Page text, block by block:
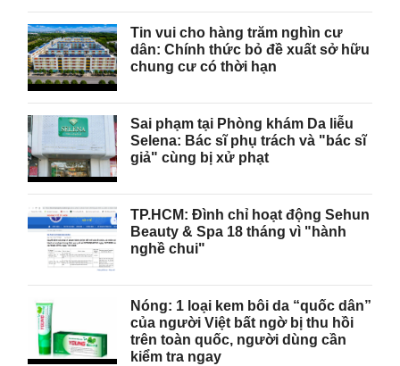
Tin vui cho hàng trăm nghìn cư
dân: Chính thức bỏ đề xuất sở hữu
chung cư có thời hạn
Sai phạm tại Phòng khám Da liễu
Selena: Bác sĩ phụ trách và "bác sĩ
giả" cùng bị xử phạt
TP.HCM: Đình chỉ hoạt động Sehun
Beauty & Spa 18 tháng vì "hành
nghề chui"
Nóng: 1 loại kem bôi da “quốc dân”
của người Việt bất ngờ bị thu hồi
trên toàn quốc, người dùng cần
kiểm tra ngay